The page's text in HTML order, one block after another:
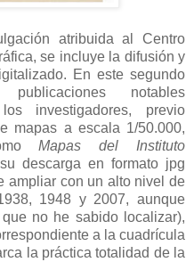
atribuida al Centro
se incluye la difusión y
En este segundo
notables
investigadores, previo
mapas a escala 1/50.000,
Mapas del Instituto
descarga en formato jpg
ampliar con un alto nivel de
1948 y 2007, aunque
no he sabido localizar),
a la cuadrícula
la práctica totalidad de la